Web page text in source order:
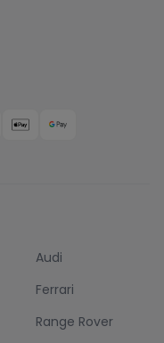
Audi
Ferrari
Range Rover